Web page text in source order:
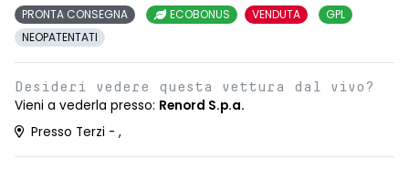
PRONTA CONSEGNA ECOBONUS VENDUTA
GPL
NEOPATENTATI
Desideri vedere questa vettura dal vivo?
Vieni a vederla presso: Renord S.p.a.
Presso Terzi - ,